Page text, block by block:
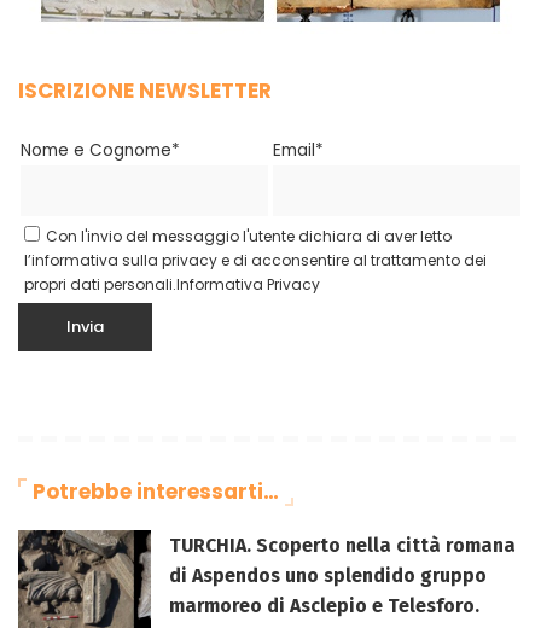
ISCRIZIONE NEWSLETTER
Nome e Cognome* Email*
Con l'invio del messaggio l'utente dichiara di aver letto
l’informativa sulla privacy e di acconsentire al trattamento dei
propri dati personali.Informativa Privacy
Potrebbe interessarti…
TURCHIA. Scoperto nella città romana
di Aspendos uno splendido gruppo
marmoreo di Asclepio e Telesforo.